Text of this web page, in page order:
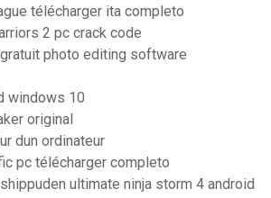
télécharger ita completo
2 pc crack code
photo editing software
windows 10
original
dun ordinateur
pc télécharger completo
ultimate ninja storm 4 android